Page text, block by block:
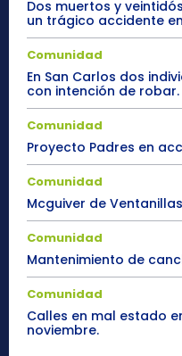
Dos muertos y
un trágico accidente
Comunidad
En San Carlos dos
con intención de robar.
Comunidad
Proyecto Padres en
Comunidad
Mcguiver de
Comunidad
Mantenimiento de
Comunidad
Calles en mal estado
noviembre.